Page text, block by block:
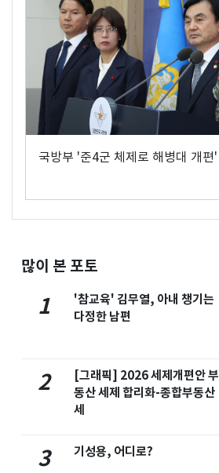
국방부 '준4군 체제로 해병대 개편'
많이 본 포토
1
'참교육' 김무열, 아내 챙기는
다정한 남편
2
[그래픽] 2026 세제개편안 부
동산 세제 합리화-종합부동산
세
3 기성용, 어디로?